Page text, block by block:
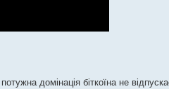
домінація біткоїна не